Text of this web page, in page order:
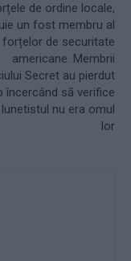
de ordine locale,
un fost membru al
forțelor de securitate
americane. Membrii
Secret au pierdut
încercând să verifice
nu era omul
lor